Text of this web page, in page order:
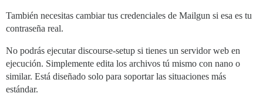
También necesitas cambiar tus credenciales de Mailgun si esa es tu
contraseña real.
No podrás ejecutar discourse-setup si tienes un servidor web en
ejecución. Simplemente edita los archivos tú mismo con nano o
similar. Está diseñado solo para soportar las situaciones más
estándar.